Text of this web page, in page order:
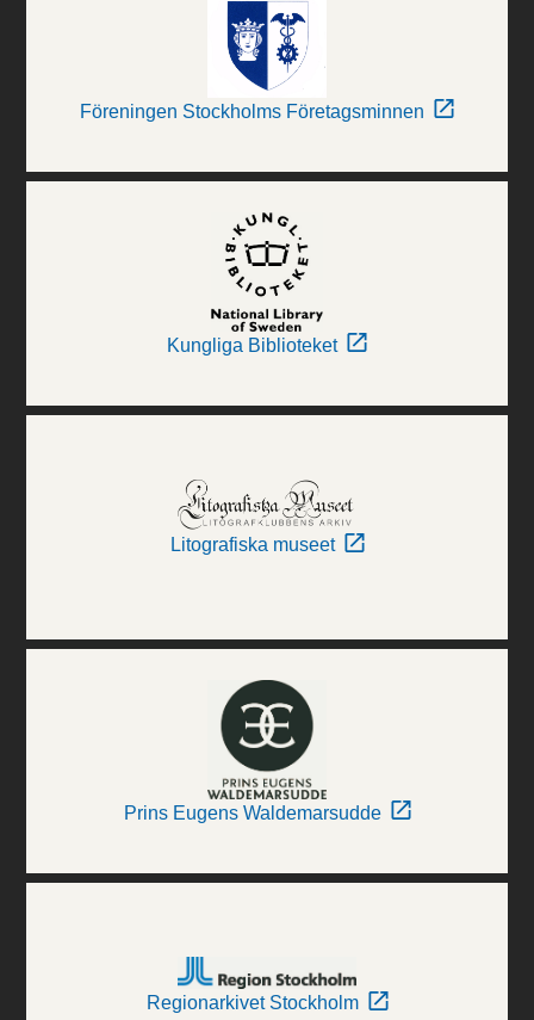
Föreningen Stockholms Företagsminnen
Kungliga Biblioteket
Litografiska museet
Prins Eugens Waldemarsudde
Regionarkivet Stockholm